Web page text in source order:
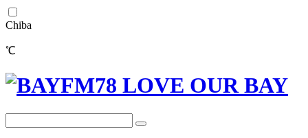
Chiba
℃